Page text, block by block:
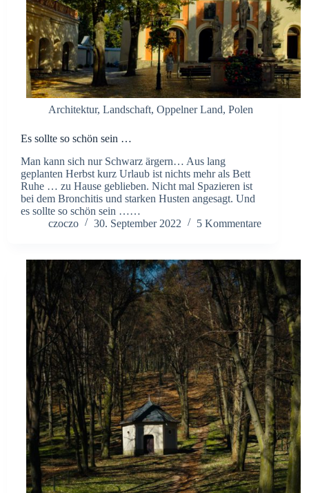
Architektur, Landschaft, Oppelner Land, Polen
Es sollte so schön sein …
Man kann sich nur Schwarz ärgern… Aus lang
geplanten Herbst kurz Urlaub ist nichts mehr als Bett
Ruhe … zu Hause geblieben. Nicht mal Spazieren ist
bei dem Bronchitis und starken Husten angesagt. Und
es sollte so schön sein ……
czoczo
30. September 2022 5 Kommentare